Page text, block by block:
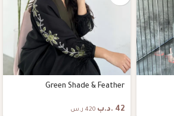
Green Shade & Feather
42 .د.ب 420 ر.س